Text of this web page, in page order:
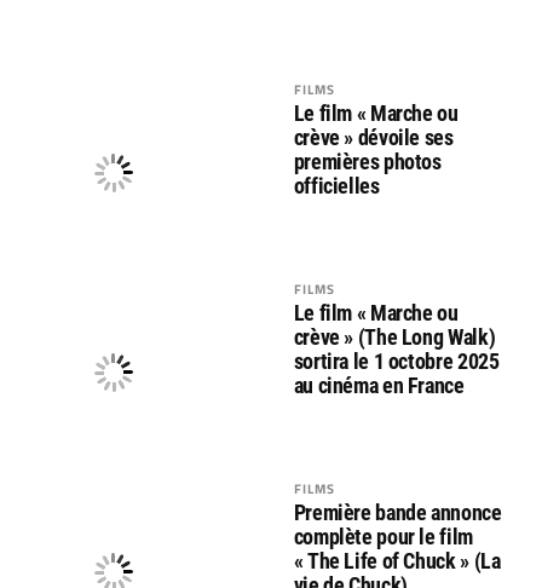
FILMS
Le film « Marche ou
crève » dévoile ses
premières photos
officielles
FILMS
Le film « Marche ou
crève » (The Long Walk)
sortira le 1 octobre 2025
au cinéma en France
FILMS
Première bande annonce
complète pour le film
« The Life of Chuck » (La